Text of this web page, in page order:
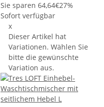
Sie sparen 64,64€27%
Sofort verfügbar
x
Dieser Artikel hat
Variationen. Wählen Sie
bitte die gewünschte
Variation aus.